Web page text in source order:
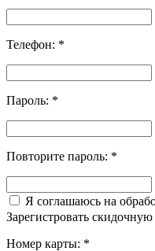
Телефон: *
Пароль: *
Повторите пароль: *
Я соглашаюсь на
Зарегистровать скидочную
Номер карты: *